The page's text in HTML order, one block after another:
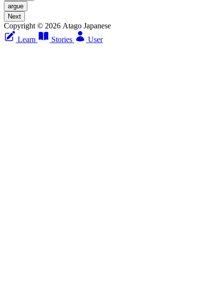
argue
Next
Copyright © 2026 Atago Japanese
Learn
Stories User